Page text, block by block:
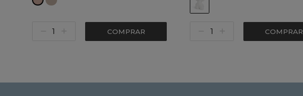
COMPRAR COMPRAR